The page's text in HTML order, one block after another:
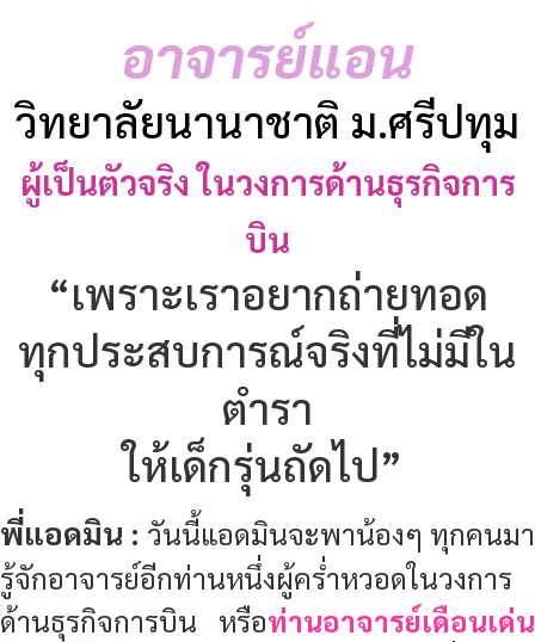
อาจารย์แอน
วิทยาลัยนานาชาติ ม.ศรีปทุม
ผู้เป็นตัวจริง ในวงการด้านธุรกิจการ
บิน
“เพราะเราอยากถ่ายทอด
ทุกประสบการณ์จริงที่ไม่มีใน
ตำรา
ให้เด็กรุ่นถัดไป”
พี่แอดมิน : วันนี้แอดมินจะพาน้องๆ ทุกคนมา
รู้จักอาจารย์อีกท่านหนึ่งผู้คร่ำหวอดในวงการ
ด้านธุรกิจการบิน หรือท่านอาจารย์เดือนเด่น